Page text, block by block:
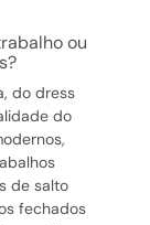
do dress
do
de salto
fechados